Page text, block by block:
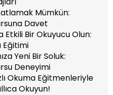
Mümkün:
Davet
Etkili Bir Okuyucu Olun:
Eğitimi
Yeni Bir Soluk:
Deneyimi
Okuma Eğitmenleriyle
Okuyun!